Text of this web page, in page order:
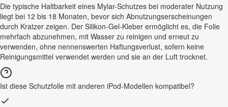
Die typische Haltbarkeit eines Mylar-Schutzes bei moderater Nutzung
liegt bei 12 bis 18 Monaten, bevor sich Abnutzungserscheinungen
durch Kratzer zeigen. Der Silikon-Gel-Kleber ermöglicht es, die Folie
mehrfach abzunehmen, mit Wasser zu reinigen und erneut zu
verwenden, ohne nennenswerten Haftungsverlust, sofern keine
Reinigungsmittel verwendet werden und sie an der Luft trocknet.
Ist diese Schutzfolie mit anderen iPod-Modellen kompatibel?